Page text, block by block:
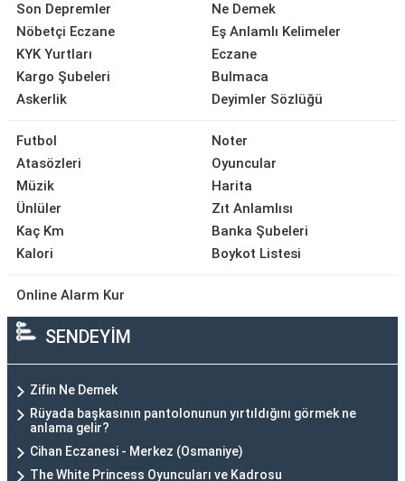
Son Depremler
Nöbetçi Eczane
KYK Yurtları
Kargo Şubeleri
Askerlik
Ne Demek
Eş Anlamlı Kelimeler
Eczane
Bulmaca
Deyimler Sözlüğü
Futbol
Atasözleri
Müzik
Ünlüler
Kaç Km
Kalori
Noter
Oyuncular
Harita
Zıt Anlamlısı
Banka Şubeleri
Boykot Listesi
Online Alarm Kur
SENDEYİM
Zifin Ne Demek
Rüyada başkasının pantolonunun yırtıldığını görmek ne
anlama gelir?
Cihan Eczanesi - Merkez (Osmaniye)
The White Princess Oyuncuları ve Kadrosu